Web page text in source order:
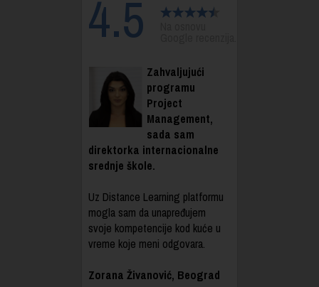
4.5
Zahvaljujući
programu
Project
Management,
sada sam
direktorka internacionalne
srednje škole.
Uz Distance Learning platformu
mogla sam da unapređujem
svoje kompetencije kod kuće u
vreme koje meni odgovara.
Zorana Živanović, Beograd